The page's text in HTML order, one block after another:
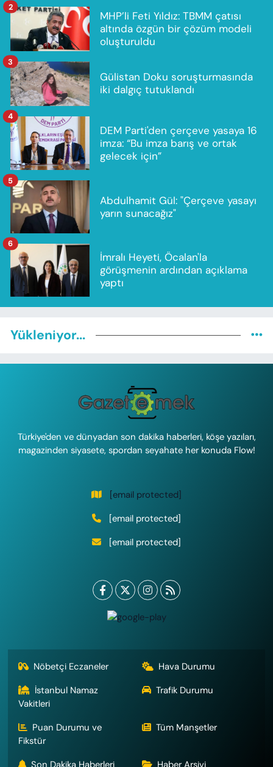
MHP’li Feti Yıldız: TBMM çatısı
altında özgün bir çözüm modeli
oluşturuldu
2
Gülistan Doku soruşturmasında
iki dalgıç tutuklandı
3
DEM Parti'den çerçeve yasaya 16
imza: “Bu imza barış ve ortak
gelecek için”
4
Abdulhamit Gül: "Çerçeve yasayı
yarın sunacağız"
5
İmralı Heyeti, Öcalan'la
görüşmenin ardından açıklama
yaptı
6
Yükleniyor...
Türkiye'den ve dünyadan son dakika haberleri, köşe yazıları,
magazinden siyasete, spordan seyahate her konuda Flow!
[email protected]
[email protected]
[email protected]
Nöbetçi Eczaneler
Hava Durumu
İstanbul Namaz
Vakitleri
Trafik Durumu
Puan Durumu ve
Fikstür
Tüm Manşetler
Son Dakika Haberleri Haber Arşivi